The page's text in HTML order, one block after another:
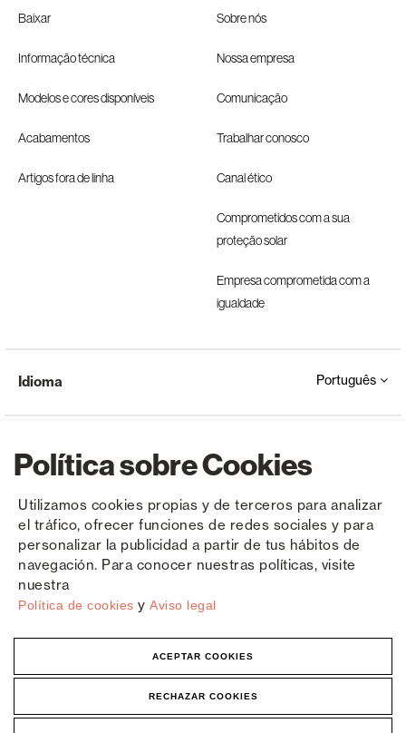
Política sobre Cookies
Utilizamos cookies propias y de terceros para analizar
el tráfico, ofrecer funciones de redes sociales y para
personalizar la publicidad a partir de tus hábitos de
navegación. Para conocer nuestras políticas, visite
nuestra
Política de cookies y Aviso legal
ACEPTAR COOKIES
RECHAZAR COOKIES
Baixar
Informação técnica
Modelos e cores disponíveis
Acabamentos
Artigos fora de linha
Sobre nós
Nossa empresa
Comunicação
Trabalhar conosco
Canal ético
Comprometidos com a sua
proteção solar
Empresa comprometida com a
igualdade
Copyright © Saxun 2023 - 2026 Política de privacidade Aviso Legal Cookies
Idioma Português